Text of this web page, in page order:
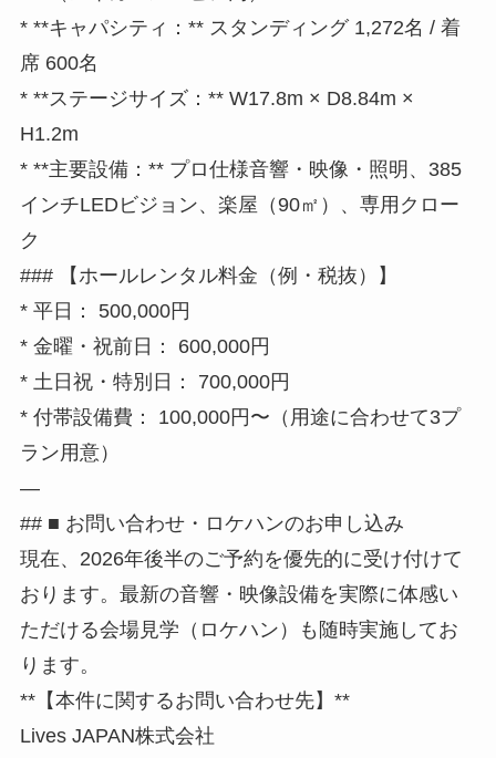
* **キャパシティ：** スタンディング 1,272名 / 着
席 600名
* **ステージサイズ：** W17.8m × D8.84m ×
H1.2m
* **主要設備：** プロ仕様音響・映像・照明、385
インチLEDビジョン、楽屋（90㎡）、専用クロー
ク
### 【ホールレンタル料金（例・税抜）】
* 平日： 500,000円
* 金曜・祝前日： 600,000円
* 土日祝・特別日： 700,000円
* 付帯設備費： 100,000円〜（用途に合わせて3プ
ラン用意）
—
## ■ お問い合わせ・ロケハンのお申し込み
現在、2026年後半のご予約を優先的に受け付けて
おります。最新の音響・映像設備を実際に体感い
ただける会場見学（ロケハン）も随時実施してお
ります。
**【本件に関するお問い合わせ先】**
Lives JAPAN株式会社